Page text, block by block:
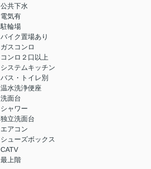
公共下水
電気有
駐輪場
バイク置場あり
ガスコンロ
コンロ２口以上
システムキッチン
バス・トイレ別
温水洗浄便座
洗面台
シャワー
独立洗面台
エアコン
シューズボックス
CATV
最上階